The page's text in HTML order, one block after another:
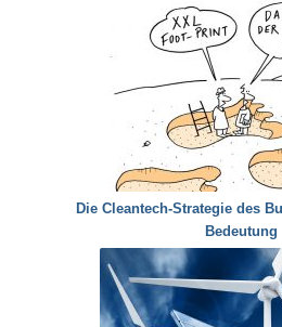
Die Cleantech-Strategie des
Bedeutung